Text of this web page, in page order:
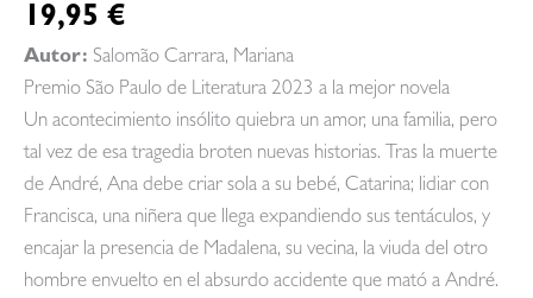
19,95 €
Autor: Salomão Carrara, Mariana
Premio São Paulo de Literatura 2023 a la mejor novela
Un acontecimiento insólito quiebra un amor, una familia, pero
tal vez de esa tragedia broten nuevas historias. Tras la muerte
de André, Ana debe criar sola a su bebé, Catarina; lidiar con
Francisca, una niñera que llega expandiendo sus tentáculos, y
encajar la presencia de Madalena, su vecina, la viuda del otro
hombre envuelto en el absurdo accidente que mató a André.